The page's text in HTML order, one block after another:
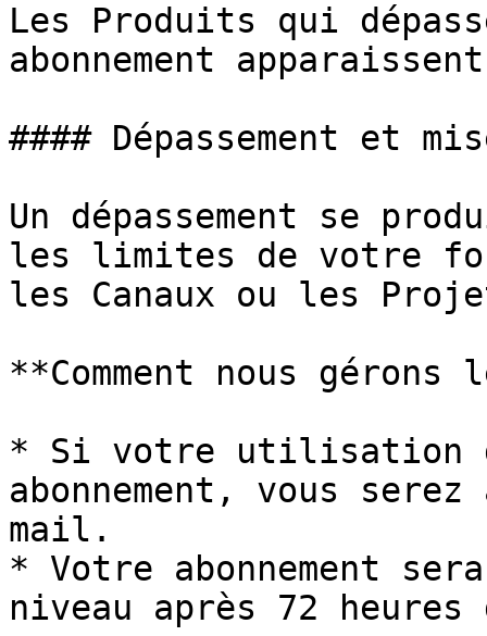
Les Produits qui
abonnement
#### Dépassement et
Un dépassement se
les limites de votre
les Canaux ou les
**Comment nous gérons
* Si votre utilisation
abonnement, vous
mail.
* Votre abonnement
niveau après 72 heures